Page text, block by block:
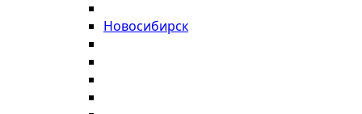
Новосибирск